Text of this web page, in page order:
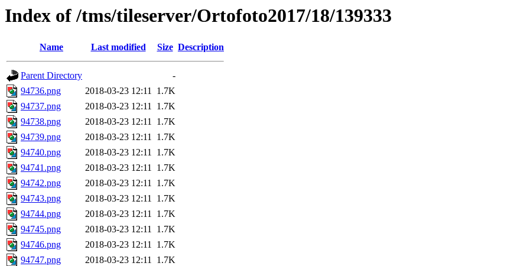
Index of /tms/tileserver/Ortofoto2017/18/139333
Name Last modified Size Description
Parent Directory
-
94736.png
2018-03-23 12:11 1.7K
94737.png
2018-03-23 12:11 1.7K
94738.png
2018-03-23 12:11 1.7K
94739.png
2018-03-23 12:11 1.7K
94740.png
2018-03-23 12:11 1.7K
94741.png
2018-03-23 12:11 1.7K
94742.png
2018-03-23 12:11 1.7K
94743.png
2018-03-23 12:11 1.7K
94744.png
2018-03-23 12:11 1.7K
94745.png
2018-03-23 12:11 1.7K
94746.png
2018-03-23 12:11 1.7K
94747.png
2018-03-23 12:11 1.7K